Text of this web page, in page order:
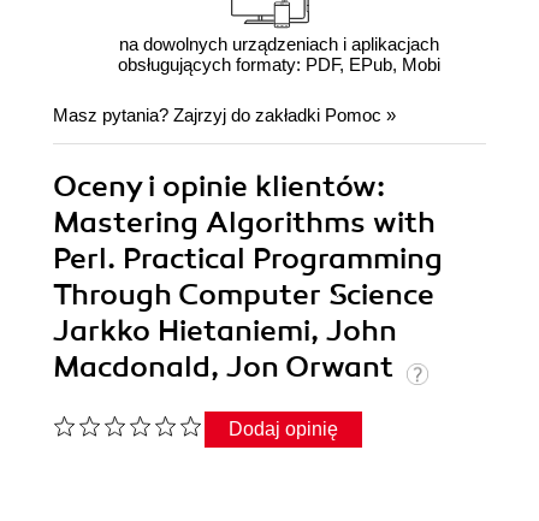
na dowolnych urządzeniach i aplikacjach
obsługujących formaty: PDF, EPub, Mobi
Masz pytania? Zajrzyj do zakładki Pomoc »
Oceny i opinie klientów:
Mastering Algorithms with
Perl. Practical Programming
Through Computer Science
Jarkko Hietaniemi, John
Macdonald, Jon Orwant
Dodaj opinię